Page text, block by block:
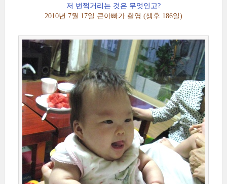
저 번쩍거리는 것은 무엇인고?
2010년 7월 17일 큰아빠가 촬영 (생후 186일)